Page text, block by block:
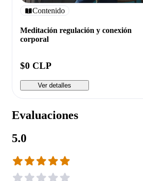
Contenido
Meditación regulación y conexión
corporal
$0 CLP
Ver detalles
Evaluaciones
5.0